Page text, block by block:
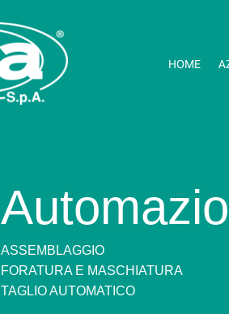
HOME
ASSEMBLAGGIO
FORATURA E MASCHIATURA
TAGLIO AUTOMATICO